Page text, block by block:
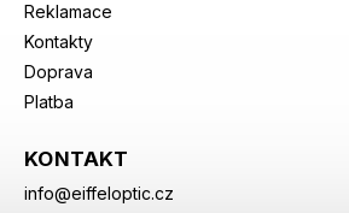
Reklamace
Kontakty
Doprava
Platba
KONTAKT
info@eiffeloptic.cz